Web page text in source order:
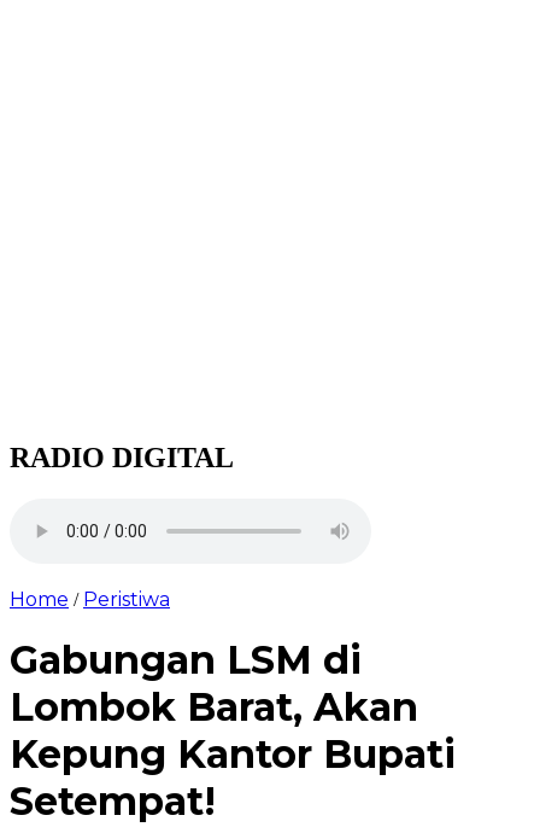
RADIO DIGITAL
Home / Peristiwa
Gabungan LSM di
Lombok Barat, Akan
Kepung Kantor Bupati
Setempat!